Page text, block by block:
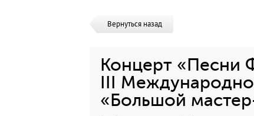
Вернуться назад
Концерт «Песни
III
«Большой